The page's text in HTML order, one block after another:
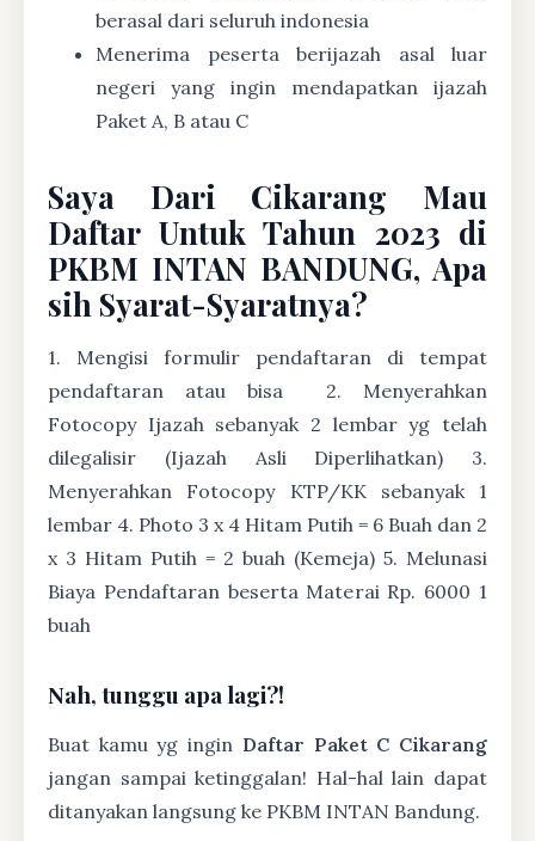
berasal dari seluruh indonesia
Menerima peserta berijazah asal luar
negeri yang ingin mendapatkan ijazah
Paket A, B atau C
Saya Dari Cikarang Mau
Daftar Untuk Tahun 2023 di
PKBM INTAN BANDUNG, Apa
sih Syarat-Syaratnya?
1. Mengisi formulir pendaftaran di tempat
pendaftaran atau bisa
2. Menyerahkan
Fotocopy Ijazah sebanyak 2 lembar yg telah
dilegalisir (Ijazah Asli Diperlihatkan) 3.
Menyerahkan Fotocopy KTP/KK sebanyak 1
lembar 4. Photo 3 x 4 Hitam Putih = 6 Buah dan 2
x 3 Hitam Putih = 2 buah (Kemeja) 5. Melunasi
Biaya Pendaftaran beserta Materai Rp. 6000 1
buah
Nah, tunggu apa lagi?!
Buat kamu yg ingin Daftar Paket C Cikarang
jangan sampai ketinggalan! Hal-hal lain dapat
ditanyakan langsung ke PKBM INTAN Bandung.